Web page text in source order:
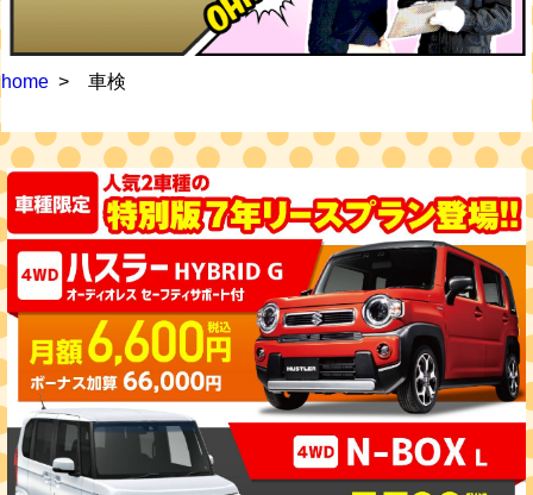
home 車検